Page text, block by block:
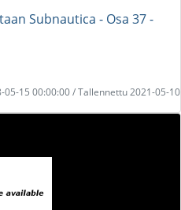
Subnautica - Osa 37 -
05-15 00:00:00 / Tallennettu 2021-05-10